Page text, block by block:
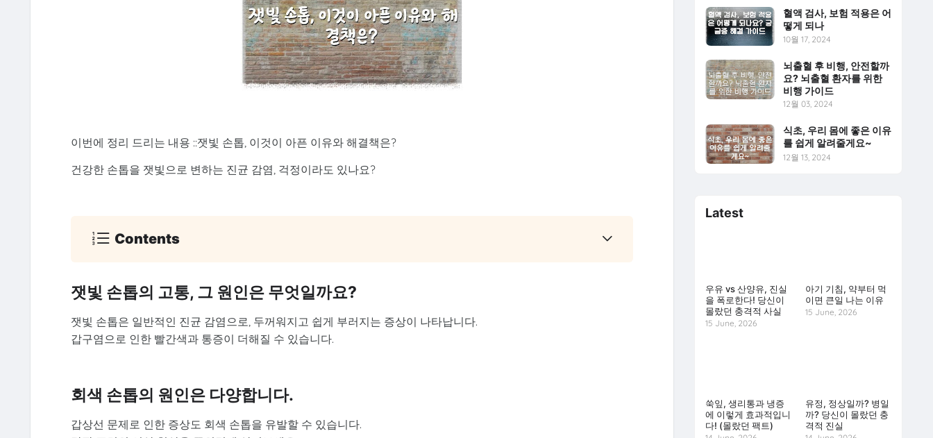
이번에 정리 드리는 내용 ::잿빛 손톱, 이것이 아픈 이유와 해결책은?
건강한 손톱을 잿빛으로 변하는 진균 감염, 걱정이라도 있나요?
Contents
잿빛 손톱의 고통, 그 원인은 무엇일까요?
잿빛 손톱은 일반적인 진균 감염으로, 두꺼워지고 쉽게 부러지는 증상이 나타납니다.
갑구염으로 인한 빨간색과 통증이 더해질 수 있습니다.
회색 손톱의 원인은 다양합니다.
갑상선 문제로 인한 증상도 회색 손톱을 유발할 수 있습니다.
혈액 검사, 보험 적용은 어
떻게 되나
10월 17, 2024
뇌출혈 후 비행, 안전할까
요? 뇌출혈 환자를 위한
비행 가이드
12월 03, 2024
식초, 우리 몸에 좋은 이유
를 쉽게 알려줄게요~
12월 13, 2024
Latest
우유 vs 산양유, 진실
을 폭로한다! 당신이
몰랐던 충격적 사실
15 June, 2026
아기 기침, 약부터 먹
이면 큰일 나는 이유
15 June, 2026
쑥잎, 생리통과 냉증
에 이렇게 효과적입니
다! (몰랐던 팩트)
유정, 정상일까? 병일
까? 당신이 몰랐던 충
격적 진실